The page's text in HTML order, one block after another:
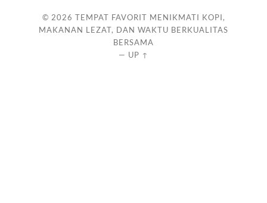
© 2026 TEMPAT FAVORIT MENIKMATI KOPI,
MAKANAN LEZAT, DAN WAKTU BERKUALITAS
BERSAMA
— UP ↑